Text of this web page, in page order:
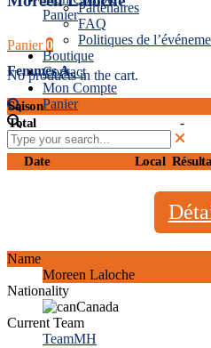
Panier
Panier 0
No products in the cart.
Partenaires
FAQ
Politiques de
Boutique
Contact
Mon Compte
Panier
Femmes A
Saison
Total
-
Date Local
Name
Moreen Laloche
Nationality
Canada
Current Team
TeamMH